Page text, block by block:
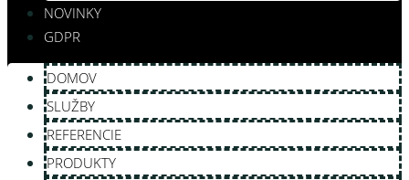
NOVINKY
GDPR
DOMOV
SLUŽBY
REFERENCIE
PRODUKTY